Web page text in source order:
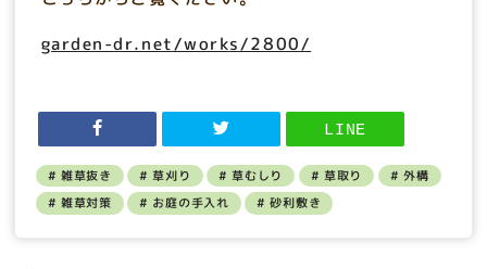
garden-dr.net/works/2800/
LINE
雑草抜き 草刈り 草むしり 草取り
外構
雑草対策
お庭の手入れ 砂利敷き